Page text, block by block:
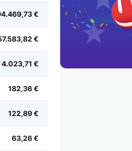
€
€
4.023,71 €
182,36 €
122,89 €
63,26 €